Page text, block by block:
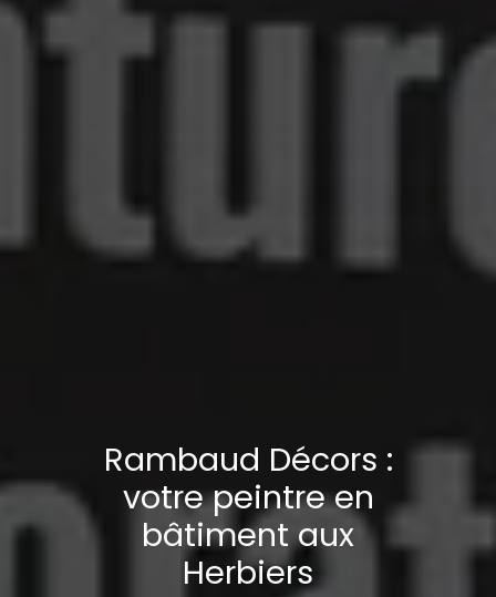
Rambaud Décors :
votre peintre en
bâtiment aux
Herbiers